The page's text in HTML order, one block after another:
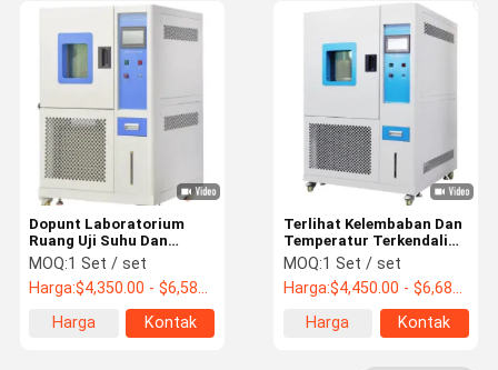
Terlihat Kelembaban Dan
Temperatur Terkendali
Chamber Ramah
Lingkungan
MOQ:1 Set / set
Harga:$4,450.00 - $6,680.00/ Set
Harga
Kontak
Dopunt Laboratorium
Ruang Uji Suhu Dan
Kelembaban Konstan
Dapat Diprogram
MOQ:1 Set / set
Harga:$4,350.00 - $6,580.00/ Set
Harga
Kontak